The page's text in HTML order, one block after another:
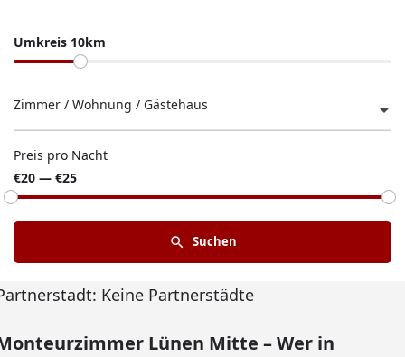
Umkreis 10km
Zimmer / Wohnung / Gästehaus
Preis pro Nacht
€20 — €25
Suchen
Keine Partnerstädte
Lünen Mitte – Wer in